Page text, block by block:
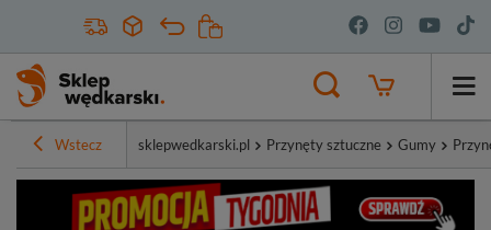
Wstecz sklepwedkarski.pl Przynęty sztuczne Gumy